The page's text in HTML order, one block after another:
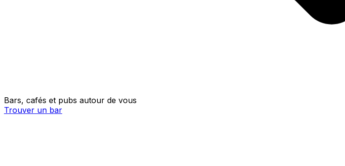
Bars, cafés et pubs autour de vous
Trouver un bar